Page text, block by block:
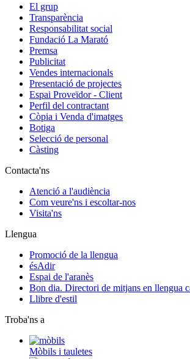
El grup
Transparència
Responsabilitat social
Fundació La Marató
Premsa
Publicitat
Vendes internacionals
Presentació de projectes
Espai Proveïdor - Client
Perfil del contractant
Còpia i Venda d'imatges
Botiga
Selecció de personal
Càsting
Contacta'ns
Atenció a l'audiència
Com veure'ns i escoltar-nos
Visita'ns
Llengua
Promoció de la llengua
ésAdir
Espai de l'aranès
Bon dia. Directori de mitjans en llengua
Llibre d'estil
Troba'ns a
Mòbils i tauletes